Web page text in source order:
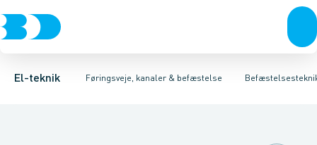
El-teknik Føringsveje, kanaler & befæstelse
Afbrydere, stikkontakter & lampeudtagForgreningsmateriel
Føringsveje Installationskanaler for gulvInstallationskanaler
UnderlagsskiveKabelbindereOphængclips og klemmer til